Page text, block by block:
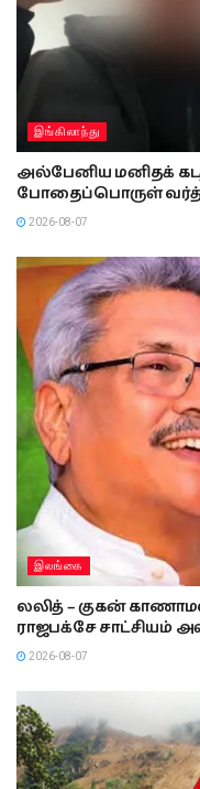
இங்கிலாந்து
அல்பேனிய மனிதக்
போதைப்பொருள்
2026-08-07
இலங்கை
லலித் – குகன்
ராஜபக்சே சாட்சியம்
2026-08-07